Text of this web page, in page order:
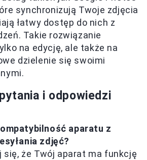
synchronizują Twoje zdjęcia
łatwy dostęp do nich z
Takie rozwiązanie
na edycję, ale także na
dzielenie się swoimi
i odpowiedzi
aparatu z
zdjęć?
się, że Twój aparat ma funkcję